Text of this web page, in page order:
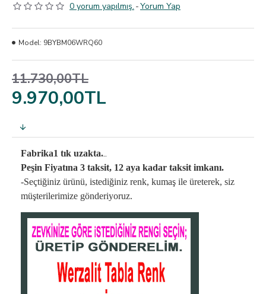
0 yorum yapılmış. -Yorum Yap
9.970,00TL
11.730,00TL
Model: 9BYBM06WRQ60
Fabrika1 tık uzakta...
Peşin Fiyatına 3 taksit, 12 aya kadar taksit imkanı.
-Seçtiğiniz ürünü, istediğiniz renk, kumaş ile üreterek, siz
müşterilerimize gönderiyoruz.